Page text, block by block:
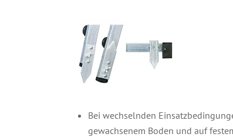
Bei wechselnden
gewachsenem Boden und auf